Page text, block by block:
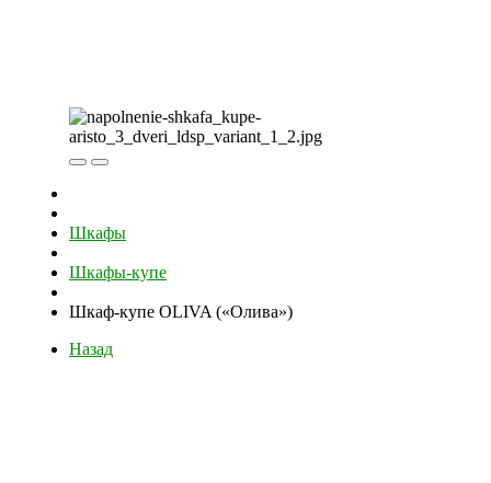
Шкафы
Шкафы-купе
Шкаф-купе OLIVA («Олива»)
Назад